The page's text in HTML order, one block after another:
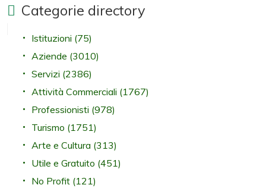
Categorie directory
Istituzioni (75)
Aziende (3010)
Servizi (2386)
Attività Commerciali (1767)
Professionisti (978)
Turismo (1751)
Arte e Cultura (313)
Utile e Gratuito (451)
No Profit (121)